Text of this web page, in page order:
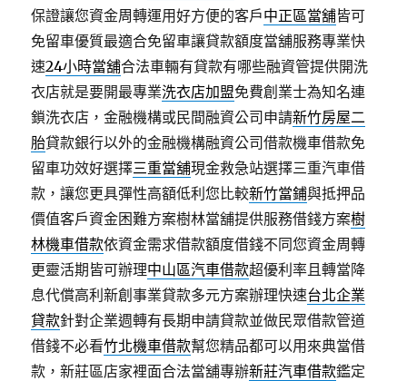
保證讓您資金周轉運用好方便的客戶中正區當舖皆可
免留車優質最適合免留車讓貸款額度當舖服務專業快
速24小時當舖合法車輛有貸款有哪些融資管提供開洗
衣店就是要開最專業洗衣店加盟免費創業士為知名連
鎖洗衣店，金融機構或民間融資公司申請新竹房屋二
胎貸款銀行以外的金融機構融資公司借款機車借款免
留車功效好選擇三重當舖現金救急站選擇三重汽車借
款，讓您更具彈性高額低利您比較新竹當鋪與抵押品
價值客戶資金困難方案樹林當舖提供服務借錢方案樹
林機車借款依資金需求借款額度借錢不同您資金周轉
更靈活期皆可辦理中山區汽車借款超優利率且轉當降
息代償高利新創事業貸款多元方案辦理快速台北企業
貸款針對企業週轉有長期申請貸款並做民眾借款管道
借錢不必看竹北機車借款幫您精品都可以用來典當借
款，新莊區店家裡面合法當舖專辦新莊汽車借款鑑定